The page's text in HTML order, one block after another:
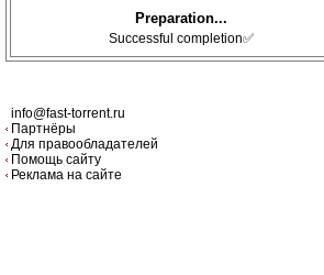
Preparation...
Successful completion✅
info@fast-torrent.ru
Партнёры
Для правообладателей
Помощь сайту
Реклама на сайте